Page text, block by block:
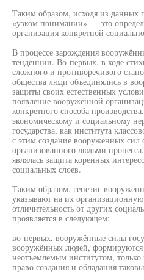
Таким образом, исходя из данных
«узком понимании» — это
организация конкретной
В процессе зарождения
тенденции. Во-первых, в ходе
сложного и противоречивого
общества люди объединялись в
защиты своих естественных
появление вооружённой
конкретного способа
экономическому и социальному
государства, как института
с этим создание вооружённых сил
организованного людьми
являлась защита коренных
социальных слоев.
Таким образом, генезис
указывают на их
отличительность от других
проявляется в следующем:
во-первых, вооружённые силы
вооружённых людей, формируются
неотъемлемым институтом, только
право создания и обладания